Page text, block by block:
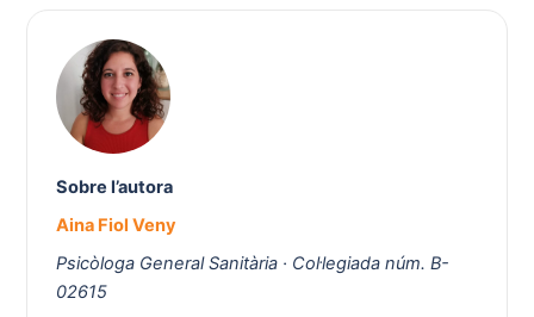
Sobre l’autora
Aina Fiol Veny
Psicòloga General Sanitària · Col·legiada núm. B-
02615